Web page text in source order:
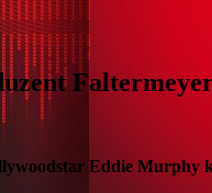
Eddie